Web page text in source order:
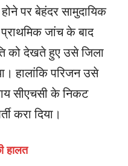
पर बेहंदर सामुदायिक
जांच के बाद
को देखते हुए उसे जिला
हालांकि परिजन उसे
सीएचसी के निकट
करा दिया।
हालत